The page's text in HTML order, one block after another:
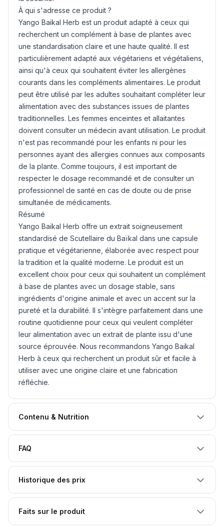
À qui s'adresse ce produit ?
Yango Baikal Herb est un produit adapté à ceux qui
recherchent un complément à base de plantes avec
une standardisation claire et une haute qualité. Il est
particulièrement adapté aux végétariens et végétaliens,
ainsi qu'à ceux qui souhaitent éviter les allergènes
courants dans les compléments alimentaires. Le produit
peut être utilisé par les adultes souhaitant compléter leur
alimentation avec des substances issues de plantes
traditionnelles. Les femmes enceintes et allaitantes
doivent consulter un médecin avant utilisation. Le produit
n'est pas recommandé pour les enfants ni pour les
personnes ayant des allergies connues aux composants
de la plante. Comme toujours, il est important de
respecter le dosage recommandé et de consulter un
professionnel de santé en cas de doute ou de prise
simultanée de médicaments.
Résumé
Yango Baikal Herb offre un extrait soigneusement
standardisé de Scutellaire du Baïkal dans une capsule
pratique et végétarienne, élaborée avec respect pour
la tradition et la qualité moderne. Le produit est un
excellent choix pour ceux qui souhaitent un complément
à base de plantes avec un dosage stable, sans
ingrédients d'origine animale et avec un accent sur la
pureté et la durabilité. Il s'intègre parfaitement dans une
routine quotidienne pour ceux qui veulent compléter
leur alimentation avec un extrait de plante issu d'une
source éprouvée. Nous recommandons Yango Baikal
Herb à ceux qui recherchent un produit sûr et facile à
utiliser avec une origine claire et une fabrication
réfléchie.
Contenu & Nutrition
FAQ
Historique des prix
Faits sur le produit